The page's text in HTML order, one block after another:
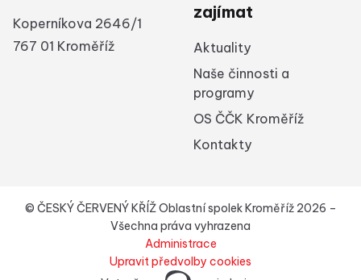
Koperníkova 2646/1
767 01 Kroměříž
zajímat
Aktuality
Naše činnosti a
programy
OS ČČK Kroměříž
Kontakty
© ČESKÝ ČERVENÝ KŘÍŽ Oblastní spolek Kroměříž 2026 –
Všechna práva vyhrazena
Administrace
Upravit předvolby cookies